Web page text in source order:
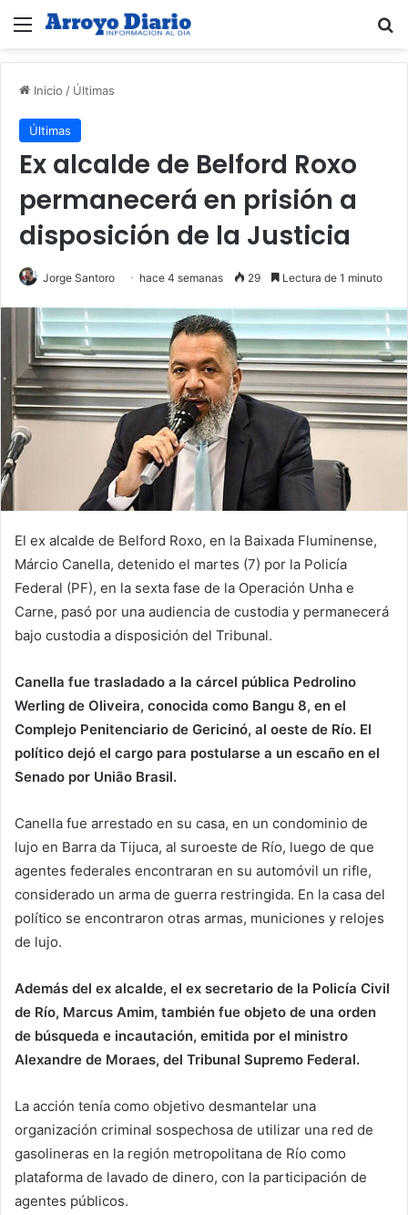
Menú
Inicio / Últimas
Últimas
Ex alcalde de Belford Roxo
permanecerá en prisión a
disposición de la Justicia
Jorge Santoro hace 4 semanas 29 Lectura de 1 minuto
El ex alcalde de Belford Roxo, en la Baixada Fluminense,
Márcio Canella, detenido el martes (7) por la Policía
Federal (PF), en la sexta fase de la Operación Unha e
Carne, pasó por una audiencia de custodia y permanecerá
bajo custodia a disposición del Tribunal.
Canella fue trasladado a la cárcel pública Pedrolino
Werling de Oliveira, conocida como Bangu 8, en el
Complejo Penitenciario de Gericinó, al oeste de Río. El
político dejó el cargo para postularse a un escaño en el
Senado por União Brasil.
Canella fue arrestado en su casa, en un condominio de
lujo en Barra da Tijuca, al suroeste de Río, luego de que
agentes federales encontraran en su automóvil un rifle,
considerado un arma de guerra restringida. En la casa del
político se encontraron otras armas, municiones y relojes
de lujo.
Además del ex alcalde, el ex secretario de la Policía Civil
de Río, Marcus Amim, también fue objeto de una orden
de búsqueda e incautación, emitida por el ministro
Alexandre de Moraes, del Tribunal Supremo Federal.
La acción tenía como objetivo desmantelar una
organización criminal sospechosa de utilizar una red de
gasolineras en la región metropolitana de Río como
plataforma de lavado de dinero, con la participación de
agentes públicos.